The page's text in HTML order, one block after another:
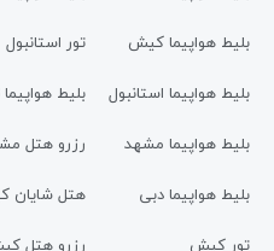
بلیط هواپیما کیش
بلیط هواپیما استانبول
بلیط هواپیما مشهد
بلیط هواپیما دبی
تور کیش
تور استانبول
بلیط
رزرو هتل
هتل شایان
رزرو هتل